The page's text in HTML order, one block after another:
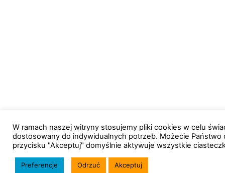
W ramach naszej witryny stosujemy pliki cookies w celu
dostosowany do indywidualnych potrzeb. Możecie
przycisku "Akceptuj" domyślnie aktywuje wszystkie
Preferencje Odrzuć Akceptuj